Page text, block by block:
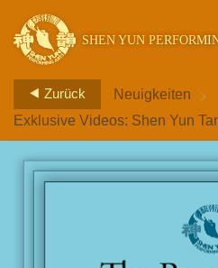
SHEN YUN
Zurück Neuigkeiten >
Exklusive Videos: Shen Yun